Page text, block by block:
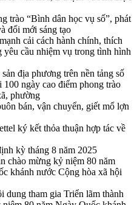
trào “Bình dân học vụ số”, phát
đổi mới sáng tạo
cải cách hành chính, thích
cầu nhiệm vụ trong tình hình
địa phương trên nền tảng số
ngày cao điểm phong trào
phường
bán, vận chuyển, giết mổ lợn
ký kết thỏa thuận hợp tác về
kỳ tháng 8 năm 2025
chào mừng kỷ niệm 80 năm
khánh nước Cộng hòa xã hội
dung tham gia Triển lãm thành